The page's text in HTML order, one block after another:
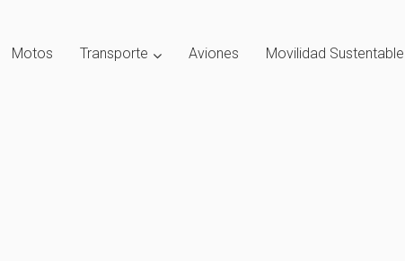
Motos Transporte Aviones Movilidad Sustentable